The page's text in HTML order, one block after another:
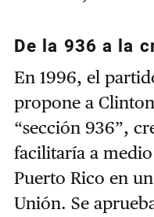
De la 936 a la
En 1996, el
propone a
“sección 936”,
facilitaría a
Puerto Rico en
Unión. Se